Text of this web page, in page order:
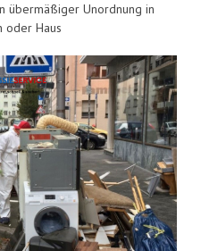
übermäßiger Unordnung in
oder Haus